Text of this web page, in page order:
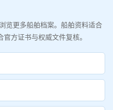
览更多船舶档案。船舶资料适合
方证书与权威文件复核。